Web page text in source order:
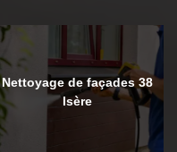
Nettoyage de façades 38
Isère